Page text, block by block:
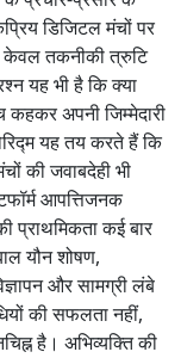
डिजिटल मंचों पर
केवल तकनीकी त्रुटि
यह भी है कि क्या
अपनी जिम्मेदारी
यह तय करते हैं कि
की जवाबदेही भी
आपत्तिजनक
प्राथमिकता कई बार
यौन शोषण,
और सामग्री लंबे
की सफलता नहीं,
है। अभिव्यक्ति की